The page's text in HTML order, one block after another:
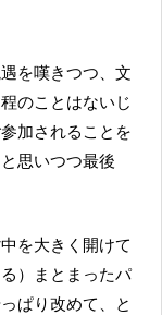
のことはないじ
加されることを
思いつつ最後
を大きく開けて
）まとまったパ
ぱり改めて、と